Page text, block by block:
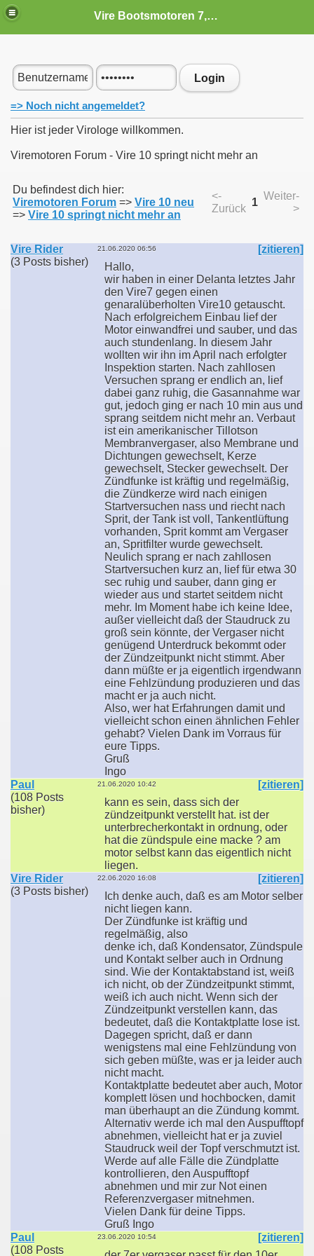
Vire Bootsmotoren 7,10,12 und 6 BVR
Login
=> Noch nicht angemeldet?
Hier ist jeder Virologe willkommen.
Viremotoren Forum - Vire 10 springt nicht mehr an
Du befindest dich hier:
Viremotoren Forum => Vire 10 neu
=> Vire 10 springt nicht mehr an
<-
Zurück
1
Weiter-
>
Vire Rider
(3 Posts bisher)
21.06.2020 06:56
[zitieren]
Hallo,
wir haben in einer Delanta letztes Jahr
den Vire7 gegen einen
genaralüberholten Vire10 getauscht.
Nach erfolgreichem Einbau lief der
Motor einwandfrei und sauber, und das
auch stundenlang. In diesem Jahr
wollten wir ihn im April nach erfolgter
Inspektion starten. Nach zahllosen
Versuchen sprang er endlich an, lief
dabei ganz ruhig, die Gasannahme war
gut, jedoch ging er nach 10 min aus und
sprang seitdem nicht mehr an. Verbaut
ist ein amerikanischer Tillotson
Membranvergaser, also Membrane und
Dichtungen gewechselt, Kerze
gewechselt, Stecker gewechselt. Der
Zündfunke ist kräftig und regelmäßig,
die Zündkerze wird nach einigen
Startversuchen nass und riecht nach
Sprit, der Tank ist voll, Tankentlüftung
vorhanden, Sprit kommt am Vergaser
an, Spritfilter wurde gewechselt.
Neulich sprang er nach zahllosen
Startversuchen kurz an, lief für etwa 30
sec ruhig und sauber, dann ging er
wieder aus und startet seitdem nicht
mehr. Im Moment habe ich keine Idee,
außer vielleicht daß der Staudruck zu
groß sein könnte, der Vergaser nicht
genügend Unterdruck bekommt oder
der Zündzeitpunkt nicht stimmt. Aber
dann müßte er ja eigentlich irgendwann
eine Fehlzündung produzieren und das
macht er ja auch nicht.
Also, wer hat Erfahrungen damit und
vielleicht schon einen ähnlichen Fehler
gehabt? Vielen Dank im Vorraus für
eure Tipps.
Gruß
Ingo
Paul
(108 Posts
bisher)
21.06.2020 10:42
[zitieren]
kann es sein, dass sich der
zündzeitpunkt verstellt hat. ist der
unterbrecherkontakt in ordnung, oder
hat die zündspule eine macke ? am
motor selbst kann das eigentlich nicht
liegen.
Vire Rider
(3 Posts bisher)
22.06.2020 16:08
[zitieren]
Ich denke auch, daß es am Motor selber
nicht liegen kann.
Der Zündfunke ist kräftig und
regelmäßig, also
denke ich, daß Kondensator, Zündspule
und Kontakt selber auch in Ordnung
sind. Wie der Kontaktabstand ist, weiß
ich nicht, ob der Zündzeitpunkt stimmt,
weiß ich auch nicht. Wenn sich der
Zündzeitpunkt verstellen kann, das
bedeutet, daß die Kontaktplatte lose ist.
Dagegen spricht, daß er dann
wenigstens mal eine Fehlzündung von
sich geben müßte, was er ja leider auch
nicht macht.
Kontaktplatte bedeutet aber auch, Motor
komplett lösen und hochbocken, damit
man überhaupt an die Zündung kommt.
Alternativ werde ich mal den Auspufftopf
abnehmen, vielleicht hat er ja zuviel
Staudruck weil der Topf verschmutzt ist.
Werde auf alle Fälle die Zündplatte
kontrollieren, den Auspufftopf
abnehmen und mir zur Not einen
Referenzvergaser mitnehmen.
Vielen Dank für deine Tipps.
Gruß Ingo
Paul
(108 Posts
23.06.2020 10:54
[zitieren]